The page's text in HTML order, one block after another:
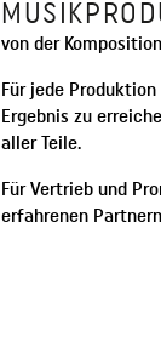
von der
Für jede
Ergebnis zu
aller Teile.
Für Vertrieb und
erfahrenen